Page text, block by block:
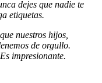
dejes que nadie te
etiquetas.
nuestros hijos,
de orgullo.
impresionante.